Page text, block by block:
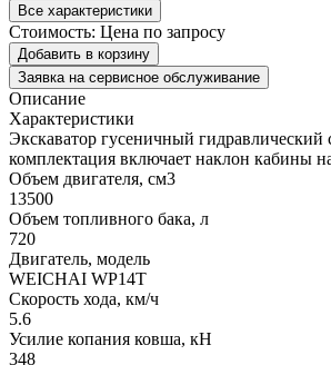
Все характеристики
Стоимость: Цена по запросу
Добавить в корзину
Заявка на сервисное обслуживание
Описание
Характеристики
Экскаватор гусеничный гидравлический
комплектация включает наклон кабины
Объем двигателя, см3
13500
Объем топливного бака, л
720
Двигатель, модель
WEICHAI WP14T
Скорость хода, км/ч
5.6
Усилие копания ковша, кН
348